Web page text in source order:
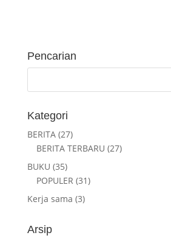
Pencarian
Kategori
BERITA(27)
BERITA TERBARU (27)
BUKU (35)
POPULER (31)
Kerja sama (3)
Arsip